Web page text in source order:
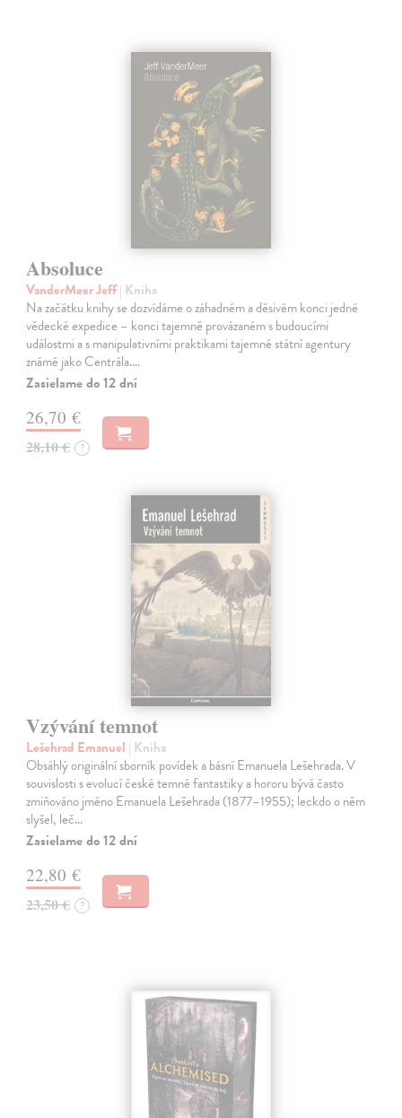
Absoluce
VanderMeer Jeff| Kniha
Na začátku knihy se dozvídáme o záhadném a děsivém konci jedné
vědecké expedice – konci tajemně provázaném s budoucími
událostmi a s manipulativními praktikami tajemné státní agentury
známé jako Centrála.…
Zasielame do 12 dní
26,70 €
28,10 € ?
Vzývání temnot
Lešehrad Emanuel | Kniha
Obsáhlý originální sborník povídek a básní Emanuela Lešehrada. V
souvislosti s evolucí české temné fantastiky a hororu bývá často
zmiňováno jméno Emanuela Lešehrada (1877–1955); leckdo o něm
slyšel, leč…
Zasielame do 12 dní
22,80 €
23,50 € ?